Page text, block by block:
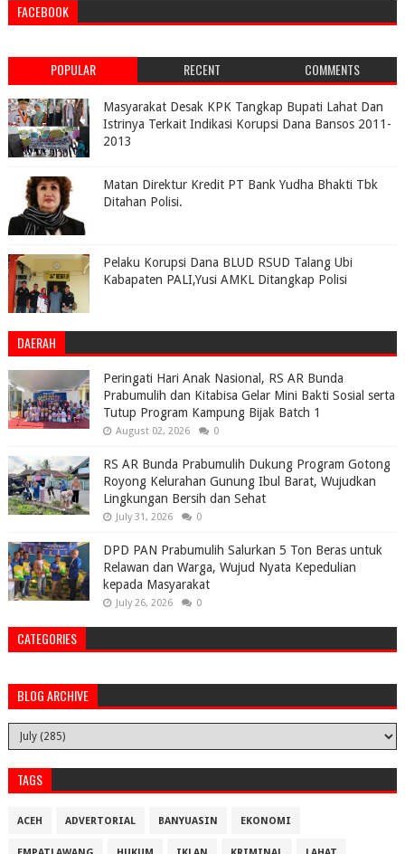
FACEBOOK
POPULAR RECENT COMMENTS
Masyarakat Desak KPK Tangkap Bupati Lahat Dan
Istrinya Terkait Indikasi Korupsi Dana Bansos 2011-
2013
Matan Direktur Kredit PT Bank Yudha Bhakti Tbk
Ditahan Polisi.
Pelaku Korupsi Dana BLUD RSUD Talang Ubi
Kabapaten PALI,Yusi AMKL Ditangkap Polisi
DAERAH
Peringati Hari Anak Nasional, RS AR Bunda
Prabumulih dan Kitabisa Gelar Mini Bakti Sosial serta
Tutup Program Kampung Bijak Batch 1
August 02, 2026 0
RS AR Bunda Prabumulih Dukung Program Gotong
Royong Kelurahan Gunung Ibul Barat, Wujudkan
Lingkungan Bersih dan Sehat
July 31, 2026 0
DPD PAN Prabumulih Salurkan 5 Ton Beras untuk
Relawan dan Warga, Wujud Nyata Kepedulian
kepada Masyarakat
July 26, 2026 0
CATEGORIES
BLOG ARCHIVE
TAGS
ACEH ADVERTORIAL BANYUASIN EKONOMI